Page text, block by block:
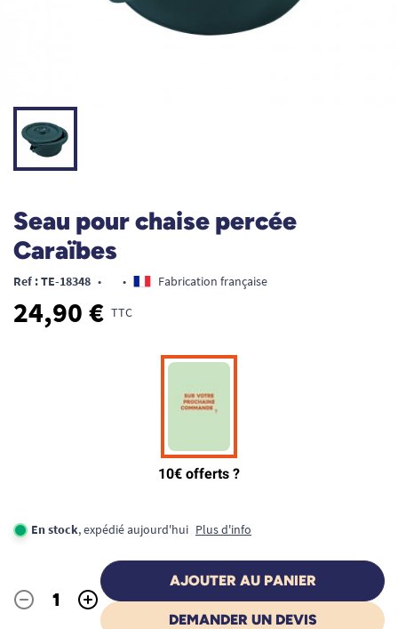
Seau pour chaise percée
Caraïbes
Ref : TE-18348 • • Fabrication française
24,90 € TTC
En stock, expédié aujourd'hui Plus d'info
Quantité
- +
AJOUTER AU PANIER
DEMANDER UN DEVIS